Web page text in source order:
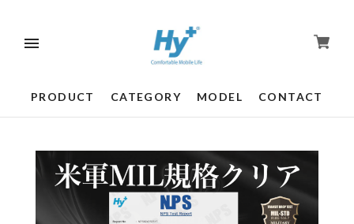
PRODUCT CATEGORY MODEL CONTACT